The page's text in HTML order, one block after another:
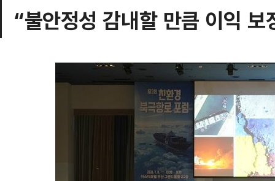
“불안정성 감내할 만큼 이익 보